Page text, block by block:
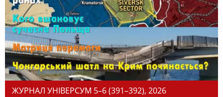
ЖУРНАЛ УНІВЕРСУМ 5–6 (391–392), 2026